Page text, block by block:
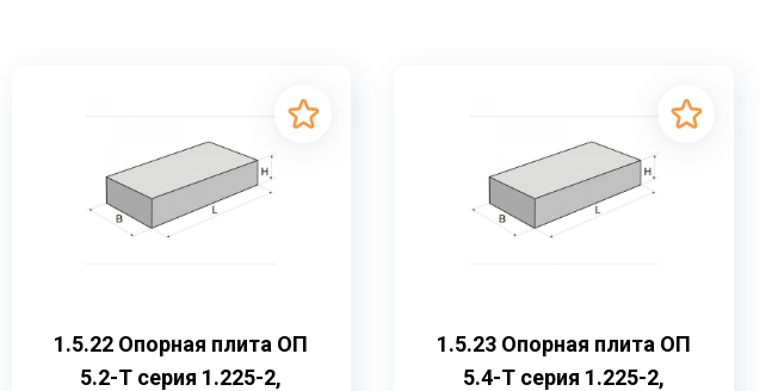
1.5.22 Опорная плита ОП
5.2-Т серия 1.225-2,
1.5.23 Опорная плита ОП
5.4-Т серия 1.225-2,